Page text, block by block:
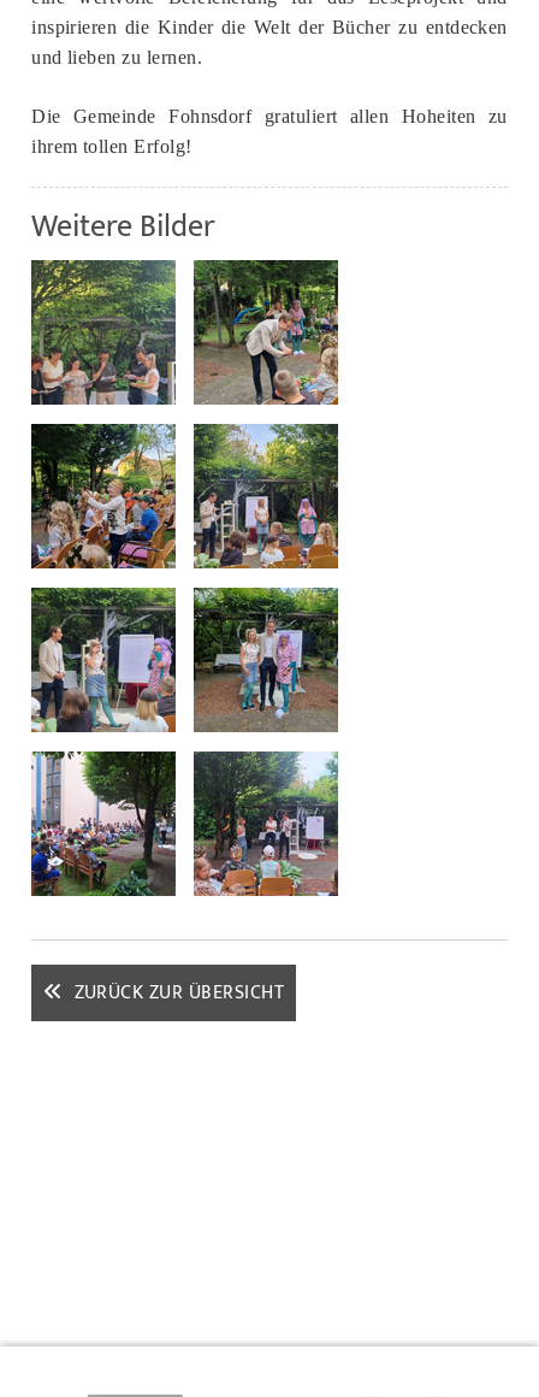
inspirieren die Kinder die Welt der Bücher zu entdecken
und lieben zu lernen.
Die Gemeinde Fohnsdorf gratuliert allen Hoheiten zu
ihrem tollen Erfolg!
Weitere Bilder
ZURÜCK ZUR ÜBERSICHT